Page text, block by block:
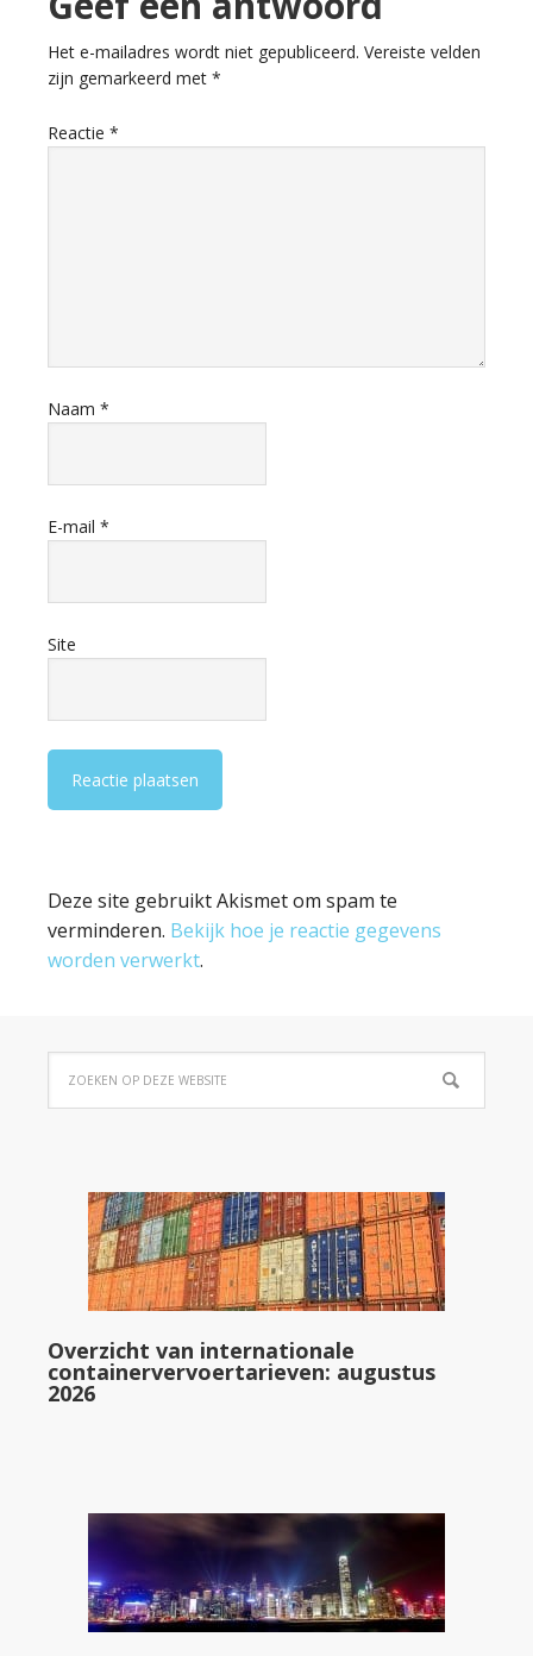
Het e-mailadres wordt niet gepubliceerd. Vereiste velden
zijn gemarkeerd met *
Reactie *
Naam *
E-mail *
Site
Deze site gebruikt Akismet om spam te
verminderen. Bekijk hoe je reactie gegevens
worden verwerkt.
Overzicht van internationale
containervervoertarieven: augustus
2026